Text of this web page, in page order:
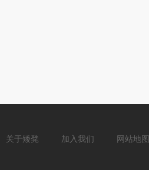
关于矮凳 加入我们 网站地图